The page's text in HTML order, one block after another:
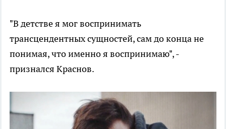
"В детстве я мог воспринимать
трансцендентных сущностей, сам до конца не
понимая, что именно я воспринимаю", -
признался Краснов.